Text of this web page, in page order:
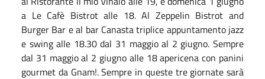
a Le Cafè Bistrot alle 18. Al Zeppelin Bistrot and
Burger Bar e al bar Canasta triplice appuntamento jazz
e swing alle 18.30 dal 31 maggio al 2 giugno. Sempre
dal 31 maggio al 2 giugno alle 18 apericena con panini
gourmet da Gnam!. Sempre in queste tre giornate sarà